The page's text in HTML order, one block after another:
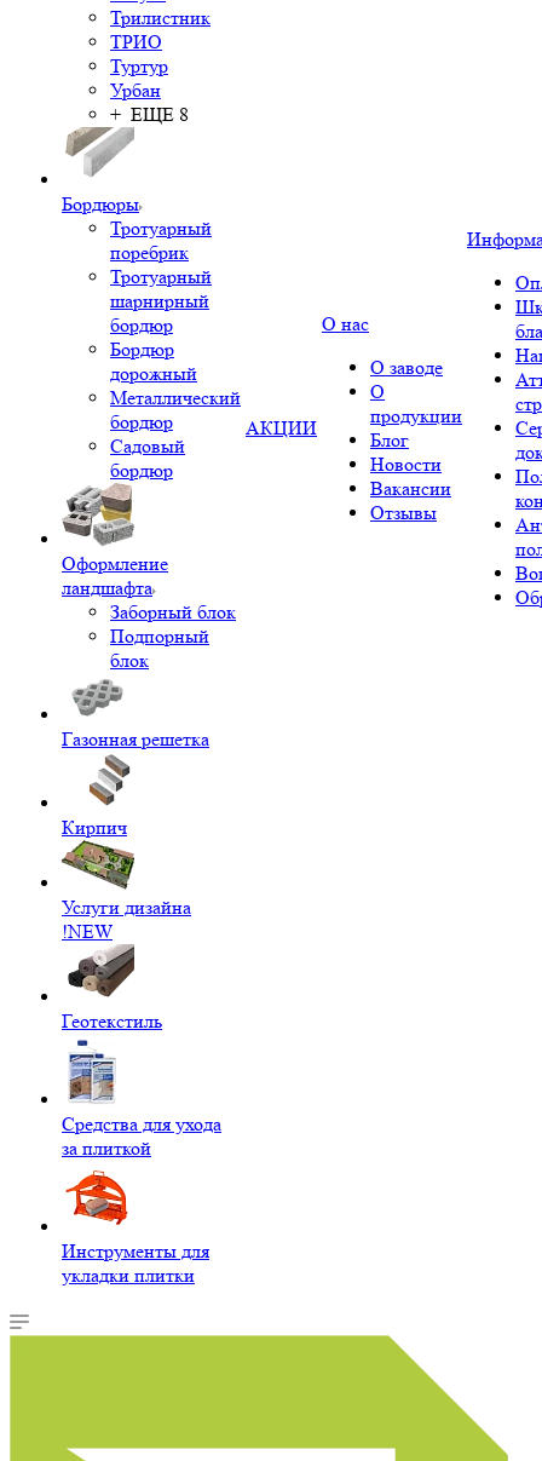
Трилистник
ТРИО
Туртур
Урбан
+ ЕЩЕ 8
Бордюры
Тротуарный
поребрик
Тротуарный
шарнирный
бордюр
Бордюр
дорожный
Металлический
бордюр
Садовый
бордюр
Оформление
ландшафта
Заборный блок
Подпорный
блок
Газонная решетка
Кирпич
Услуги дизайна
!NEW
Геотекстиль
Средства для ухода
за плиткой
Инструменты для
укладки плитки
АКЦИИ
О нас
О заводе
О
продукции
Блог
Новости
Вакансии
Отзывы